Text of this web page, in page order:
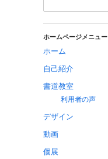
ホームページメニュー
ホーム
自己紹介
書道教室
利用者の声
デザイン
動画
個展